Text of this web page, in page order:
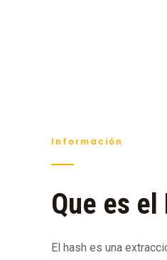
Información
Que es el
El hash es una